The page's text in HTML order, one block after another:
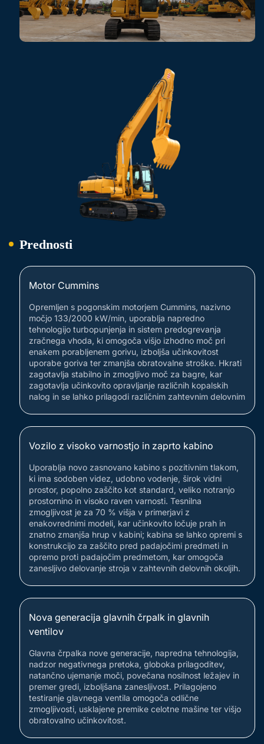
Prednosti
Motor Cummins
Opremljen s pogonskim motorjem Cummins, nazivno
močjo 133/2000 kW/min, uporablja napredno
tehnologijo turbopunjenja in sistem predogrevanja
zračnega vhoda, ki omogoča višjo izhodno moč pri
enakem porabljenem gorivu, izboljša učinkovitost
uporabe goriva ter zmanjša obratovalne stroške. Hkrati
zagotavlja stabilno in zmogljivo moč za bagre, kar
zagotavlja učinkovito opravljanje različnih kopalskih
nalog in se lahko prilagodi različnim zahtevnim delovnim
Vozilo z visoko varnostjo in zaprto kabino
Uporablja novo zasnovano kabino s pozitivnim tlakom,
ki ima sodoben videz, udobno vodenje, širok vidni
prostor, popolno zaščito kot standard, veliko notranjo
prostornino in visoko raven varnosti. Tesnilna
zmogljivost je za 70 % višja v primerjavi z
enakovrednimi modeli, kar učinkovito ločuje prah in
znatno zmanjša hrup v kabini; kabina se lahko opremi s
konstrukcijo za zaščito pred padajočimi predmeti in
opremo proti padajočim predmetom, kar omogoča
zanesljivo delovanje stroja v zahtevnih delovnih okoljih.
Nova generacija glavnih črpalk in glavnih
ventilov
Glavna črpalka nove generacije, napredna tehnologija,
nadzor negativnega pretoka, globoka prilagoditev,
natančno ujemanje moči, povečana nosilnost ležajev in
premer gredi, izboljšana zanesljivost. Prilagojeno
testiranje glavnega ventila omogoča odlične
zmogljivosti, usklajene premike celotne mašine ter višjo
obratovalno učinkovitost.